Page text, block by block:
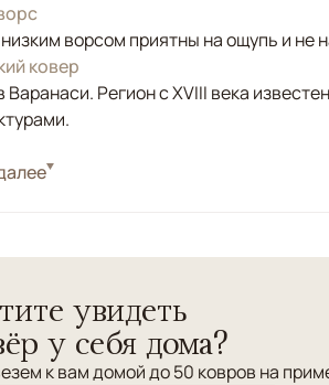
ворсом приятны на ощупь и не
ковер
Варанаси. Регион с XVIII века
фон для обстановки в
увидеть
у себя дома?
к вам домой до 50 ковров на